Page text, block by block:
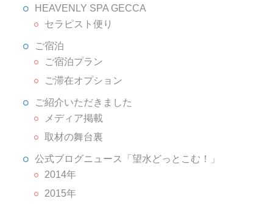
HEAVENLY SPA GECCA
セラピスト便り
ご宿泊
ご宿泊プラン
ご滞在オプション
ご紹介いただきました
メディア掲載
取材の舞台裏
公式ブログニュース「望水どっとこむ！」
2014年
2015年